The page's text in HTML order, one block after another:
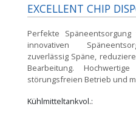
EXCELLENT CHIP
Perfekte
innovativen
zuverlässig Späne,
Bearbeitung.
störungsfreien Betrieb und
Kühlmitteltankvol.